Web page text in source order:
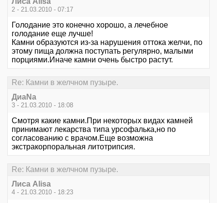
2 - 21.03.2010 - 07:17
Голодание это конечно хорошо, а лечебное
голодание еще лучше!
Камни образуются из-за нарушения оттока желчи, по
этому пища должна поступать регулярно, малыми
порциями.Иначе камни очень быстро растут.
Re: Камни в желчном пузыре.
ДиаNa
3 - 21.03.2010 - 18:08
Смотря какие камни.При некоторых видах камней
принимают лекарства типа урсофалька,но по
согласованию с врачом.Еще возможна
экстракорпоральная литотрипсия.
Re: Камни в желчном пузыре.
Лиса Alisa
4 - 21.03.2010 - 18:23